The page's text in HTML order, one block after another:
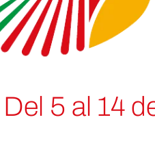
Del 5 al 14